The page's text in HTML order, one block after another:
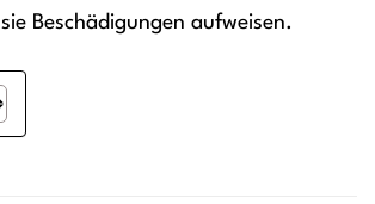
Beschädigungen aufweisen.